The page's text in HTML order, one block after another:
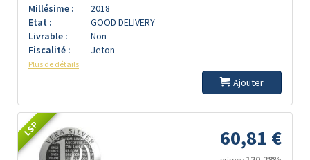
Millésime :
2018
Etat :
GOOD DELIVERY
Livrable :
Non
Fiscalité :
Jeton
Plus de détails
Ajouter
LSP 60,81 €